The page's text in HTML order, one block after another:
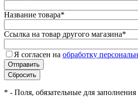
Название товара*
Ссылка на товар другого магазина*
Я согласен на обработку
* - Поля, обязательные для заполнения